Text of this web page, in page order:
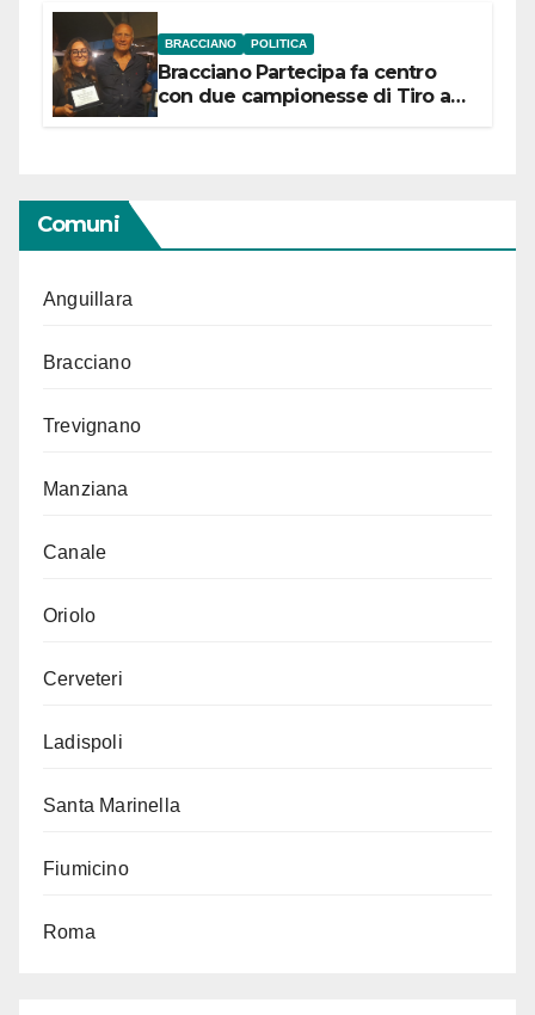
BRACCIANO POLITICA
Bracciano Partecipa fa centro
con due campionesse di Tiro a
Comuni
Anguillara
Bracciano
Trevignano
Manziana
Canale
Oriolo
Cerveteri
Ladispoli
Santa Marinella
Fiumicino
Roma